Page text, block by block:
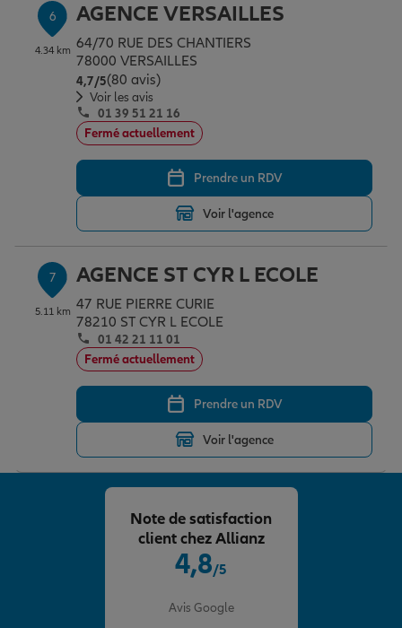
6
4.34 km
AGENCE VERSAILLES
64/70 RUE DES CHANTIERS
78000 VERSAILLES
4,7/5Note de 4.7 sur 5
(80 avis)
Voir les avis
01 39 51 21 16
Fermé actuellement
Prendre un RDV
Voir l'agence
7
5.11 km
AGENCE ST CYR L ECOLE
47 RUE PIERRE CURIE
78210 ST CYR L ECOLE
01 42 21 11 01
Fermé actuellement
Prendre un RDV
Voir l'agence
4,8/5
Avis Google
Note de satisfaction
client chez Allianz